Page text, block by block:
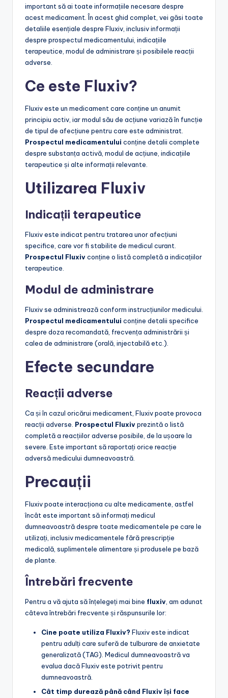
important să ai toate informațiile necesare despre
acest medicament. În acest ghid complet, vei găsi toate
detaliile esențiale despre Fluxiv, inclusiv informații
despre prospectul medicamentului, indicațiile
terapeutice, modul de administrare și posibilele reacții
adverse.
Ce este Fluxiv?
Fluxiv este un medicament care conține un anumit
principiu activ, iar modul său de acțiune variază în funcție
de tipul de afecțiune pentru care este administrat.
Prospectul medicamentului conține detalii complete
despre substanța activă, modul de acțiune, indicațiile
terapeutice și alte informații relevante.
Utilizarea Fluxiv
Indicații terapeutice
Fluxiv este indicat pentru tratarea unor afecțiuni
specifice, care vor fi stabilite de medicul curant.
Prospectul Fluxivconține o listă completă a indicațiilor
terapeutice.
Modul de administrare
Fluxiv se administrează conform instrucțiunilor medicului.
Prospectul medicamentului conține detalii specifice
despre doza recomandată, frecvența administrării și
calea de administrare (orală, injectabilă etc.).
Efecte secundare
Reacții adverse
Ca și în cazul oricărui medicament, Fluxiv poate provoca
reacții adverse. Prospectul Fluxivprezintă o listă
completă a reacțiilor adverse posibile, de la ușoare la
severe. Este important să raportați orice reacție
adversă medicului dumneavoastră.
Precauții
Fluxiv poate interacționa cu alte medicamente, astfel
încât este important să informați medicul
dumneavoastră despre toate medicamentele pe care le
utilizați, inclusiv medicamentele fără prescripție
medicală, suplimentele alimentare și produsele pe bază
de plante.
Întrebări frecvente
Pentru a vă ajuta să înțelegeți mai bine fluxiv, am adunat
câteva întrebări frecvente și răspunsurile lor:
Cine poate utiliza Fluxiv? Fluxiv este indicat
pentru adulți care suferă de tulburare de anxietate
generalizată (TAG). Medicul dumneavoastră va
evalua dacă Fluxiv este potrivit pentru
dumneavoastră.
Cât timp durează până când Fluxiv își face